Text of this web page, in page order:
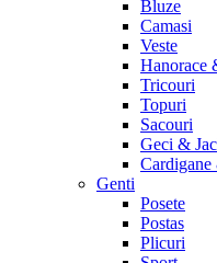
Bluze
Camasi
Veste
Hanorace
Tricouri
Topuri
Sacouri
Geci &
Genti
Posete
Postas
Plicuri